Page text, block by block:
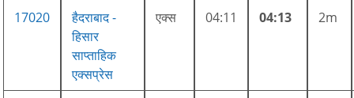
17020
हैदराबाद -
हिसार
साप्ताहिक
एक्सप्रेस
एक्स 04:11 04:13 2m